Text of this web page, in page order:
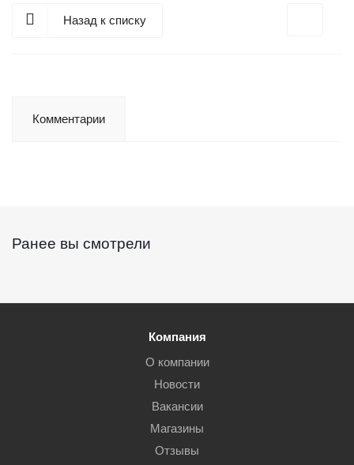
Назад к списку
Комментарии
Ранее вы смотрели
Компания
О компании
Новости
Вакансии
Магазины
Отзывы